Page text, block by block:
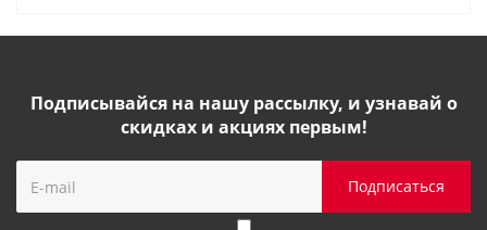
Подписывайся на нашу рассылку, и узнавай о
скидках и акциях первым!